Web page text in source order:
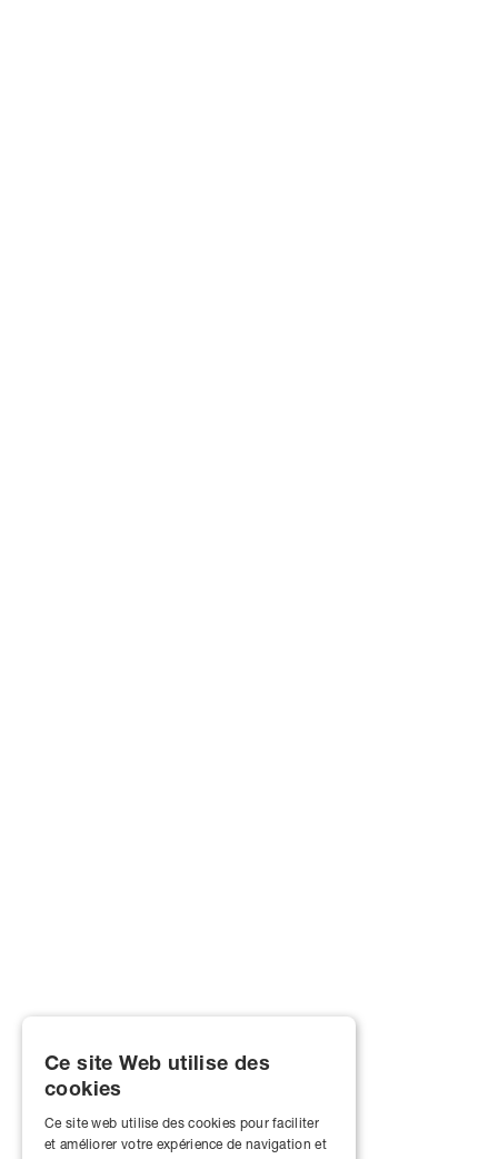
Ce site Web utilise des
cookies
Ce site web utilise des cookies pour faciliter
et améliorer votre expérience de navigation et